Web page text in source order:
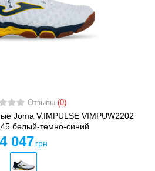
Отзывы (0)
Joma V.IMPULSE VIMPUW2202
белый-темно-синий
4 047 грн